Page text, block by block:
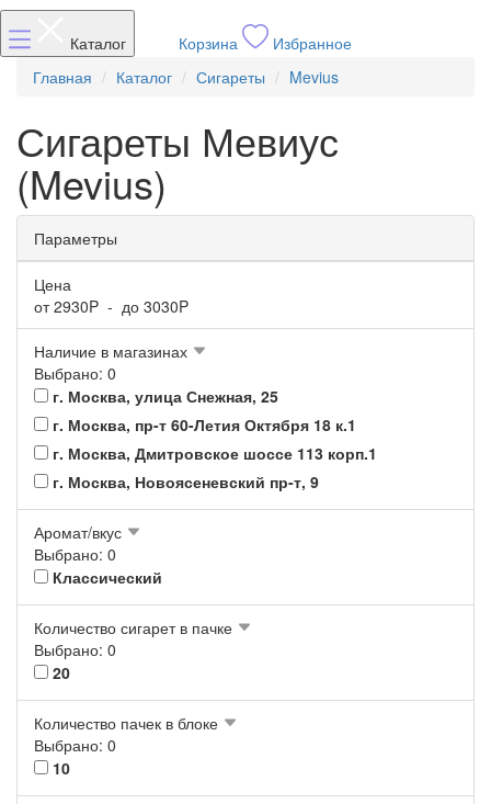
Каталог Корзина
Избранное
Главная
Каталог Сигареты Mevius
Сигареты Мевиус
(Mevius)
Параметры
Цена
от2930P - до 3030P
Наличие в магазинах
Выбрано: 0
г. Москва, улица Снежная, 25
г. Москва, пр-т 60-Летия Октября 18 к.1
г. Москва, Дмитровское шоссе 113 корп.1
г. Москва, Новоясеневский пр-т, 9
Аромат/вкус
Выбрано: 0
Классический
Количество сигарет в пачке
Выбрано: 0
20
Количество пачек в блоке
Выбрано: 0
10